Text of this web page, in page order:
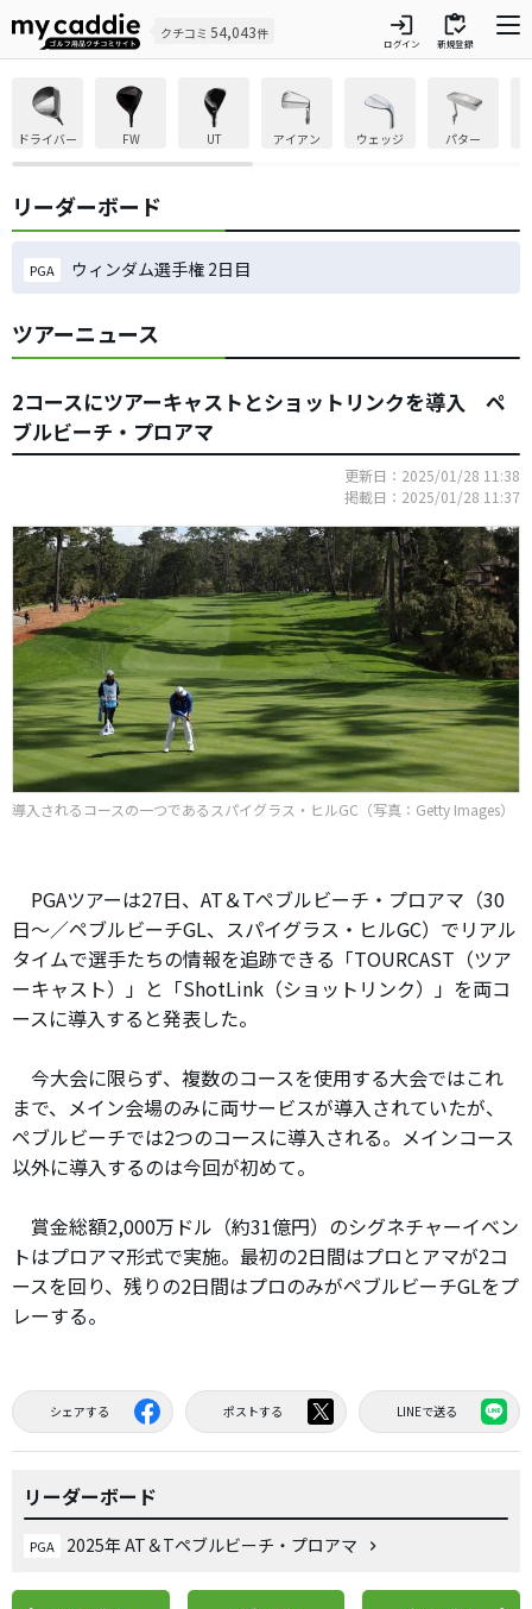
クチコミ 54,043件 login
ログイン
inventory
新規登録
ドライバー FW UT アイアン ウェッジ パター
リーダーボード
PGA ウィンダム選手権 2日目
ツアーニュース
2コースにツアーキャストとショットリンクを導入 ペ
ブルビーチ・プロアマ
更新日：2025/01/28 11:38
掲載日：2025/01/28 11:37
導入されるコースの一つであるスパイグラス・ヒルGC（写真：Getty Images）
PGAツアーは27日、AT＆Tペブルビーチ・プロアマ（30
日～／ペブルビーチGL、スパイグラス・ヒルGC）でリアル
タイムで選手たちの情報を追跡できる「TOURCAST（ツア
ーキャスト）」と「ShotLink（ショットリンク）」を両コ
ースに導入すると発表した。
今大会に限らず、複数のコースを使用する大会ではこれ
まで、メイン会場のみに両サービスが導入されていたが、
ペブルビーチでは2つのコースに導入される。メインコース
以外に導入するのは今回が初めて。
賞金総額2,000万ドル（約31億円）のシグネチャーイベン
トはプロアマ形式で実施。最初の2日間はプロとアマが2コ
ースを回り、残りの2日間はプロのみがペブルビーチGLをプ
レーする。
シェアする ポストする LINEで送る
リーダーボード
PGA 2025年 AT＆Tペブルビーチ・プロアマ